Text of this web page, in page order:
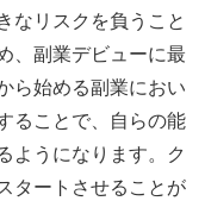
なリスクを負うこと
、副業デビューに最
ら始める副業におい
ることで、自らの能
ようになります。ク
タートさせることが